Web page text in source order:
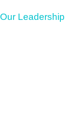
Our Leadership